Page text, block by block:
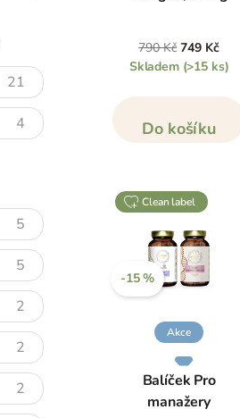
21
4
5
5
2
2
2
790 Kč 749 Kč
Skladem (>15 ks)
Do košíku
clean label
-15 %
Akce
Balíček Pro
manažery